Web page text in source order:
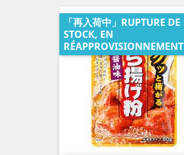
「再入荷中」RUPTURE DE
STOCK, EN
RÉAPPROVISIONNEMENT